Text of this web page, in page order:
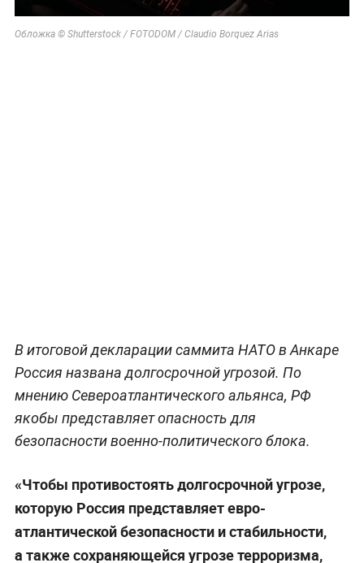
Обложка © Shutterstock / FOTODOM / Claudio Borquez Arias
В итоговой декларации саммита НАТО в Анкаре
Россия названа долгосрочной угрозой. По
мнению Североатлантического альянса, РФ
якобы представляет опасность для
безопасности военно-политического блока.
«Чтобы противостоять долгосрочной угрозе,
которую Россия представляет евро-
атлантической безопасности и стабильности,
а также сохраняющейся угрозе терроризма,